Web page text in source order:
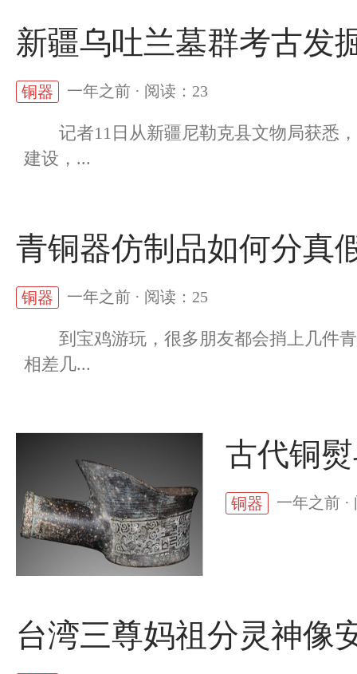
新疆乌吐兰墓群考古发
铜器 一年之前 · 阅读：23
记者11日从新疆尼勒克县文物局获悉，
建设，...
青铜器仿制品如何分真
铜器 一年之前 · 阅读：25
到宝鸡游玩，很多朋友都会捎上几件青
相差几...
古代铜
铜器 一年之前 ·
台湾三尊妈祖分灵神像